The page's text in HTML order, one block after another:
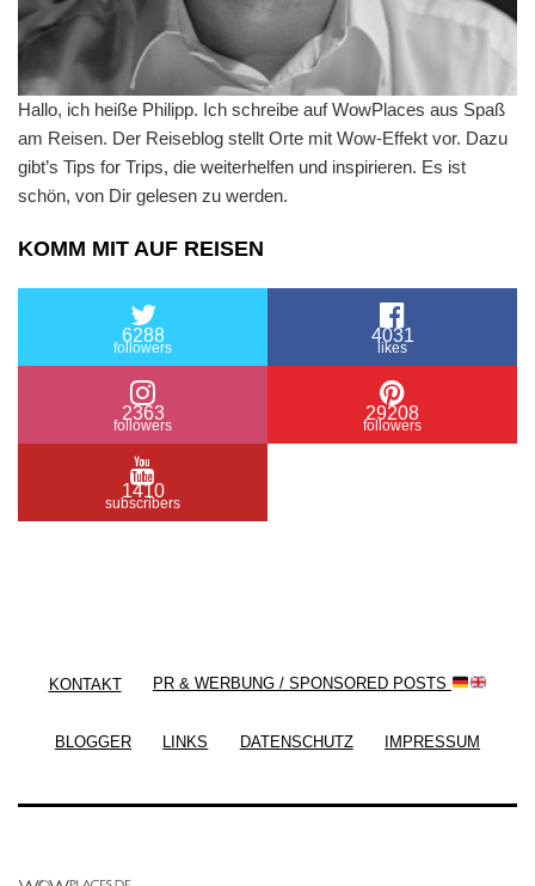
Hallo, ich heiße Philipp. Ich schreibe auf WowPlaces aus Spaß
am Reisen. Der Reiseblog stellt Orte mit Wow-Effekt vor. Dazu
gibt’s Tips for Trips, die weiterhelfen und inspirieren. Es ist
schön, von Dir gelesen zu werden.
KOMM MIT AUF REISEN
6288
followers
4031
likes
2363
followers
29208
followers
1410
subscribers
KONTAKT PR & WERBUNG / SPONSORED POSTS
BLOGGER LINKS DATENSCHUTZ IMPRESSUM